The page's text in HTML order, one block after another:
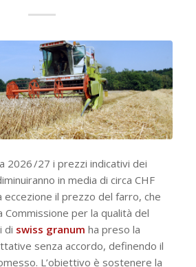
2026 /27 i prezzi indicativi dei
in media di circa CHF
eccezione il prezzo del farro, che
Commissione per la qualità del
di swiss granum ha preso la
senza accordo, definendo il
L’obiettivo è sostenere la